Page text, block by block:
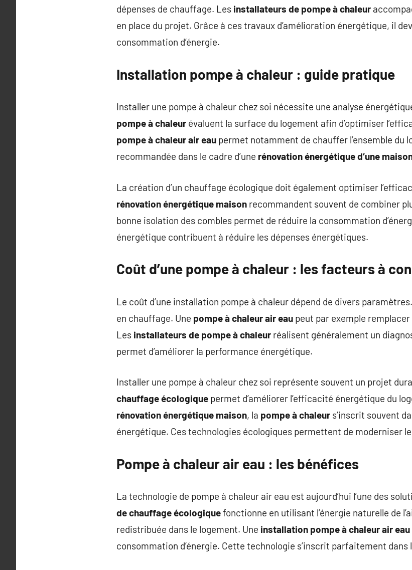
dépenses de chauffage. Les installateurs de pompe à chaleur
en place du projet. Grâce à ces travaux d’amélioration énergétique, il
consommation d’énergie.
Installation pompe à chaleur : guide pratique
Installer une pompe à chaleur chez soi nécessite une analyse
pompe à chaleur évaluent la surface du logement afin d’optimiser
pompe à chaleur air eau permet notamment de chauffer l’ensemble du
recommandée dans le cadre d’une rénovation énergétique d’une
La création d’un chauffage écologique doit également optimiser
rénovation énergétique maison recommandent souvent de combiner
bonne isolation des combles permet de réduire la consommation
énergétique contribuent à réduire les dépenses énergétiques.
Coût d’une pompe à chaleur : les facteurs à
Le coût d’une installation pompe à chaleur dépend de divers
en chauffage. Une pompe à chaleur air eau peut par exemple
Les installateurs de pompe à chaleur réalisent généralement un
permet d’améliorer la performance énergétique.
Installer une pompe à chaleur chez soi représente souvent un projet
chauffage écologique permet d’améliorer l’efficacité énergétique du
rénovation énergétique maison, la pompe à chaleur s’inscrit souvent
énergétique. Ces technologies écologiques permettent de moderniser
Pompe à chaleur air eau : les bénéfices
La technologie de pompe à chaleur air eau est aujourd’hui l’une des
de chauffage écologiquefonctionne en utilisant l’énergie naturelle de
redistribuée dans le logement. Une installation pompe à chaleur air eau
consommation d’énergie. Cette technologie s’inscrit parfaitement